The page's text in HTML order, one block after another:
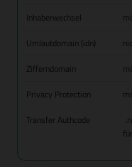
Inhaberwechsel
Umlautdomain (idn)
Zifferndomain
Privacy Protection
Transfer Authcode